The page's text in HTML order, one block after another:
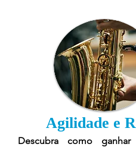
Agilidade e
Descubra como